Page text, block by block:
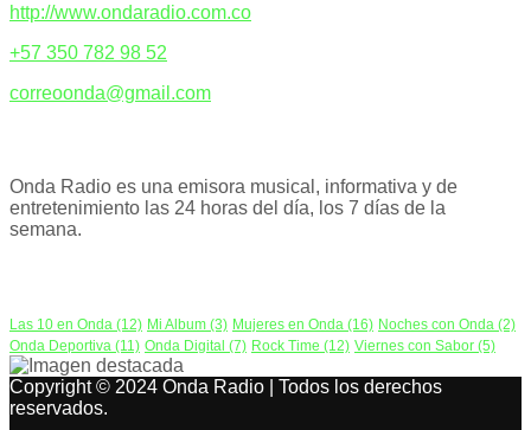
http://www.ondaradio.com.co
+57 350 782 98 52
correoonda@gmail.com
Onda Radio es una emisora musical, informativa y de
entretenimiento las 24 horas del día, los 7 días de la
semana.
Las 10 en Onda (12) Mi Album (3) Mujeres en Onda (16) Noches con Onda (2)
Onda Deportiva (11) Onda Digital (7) Rock Time (12) Viernes con Sabor (5)
Copyright © 2024 Onda Radio | Todos los derechos
reservados.